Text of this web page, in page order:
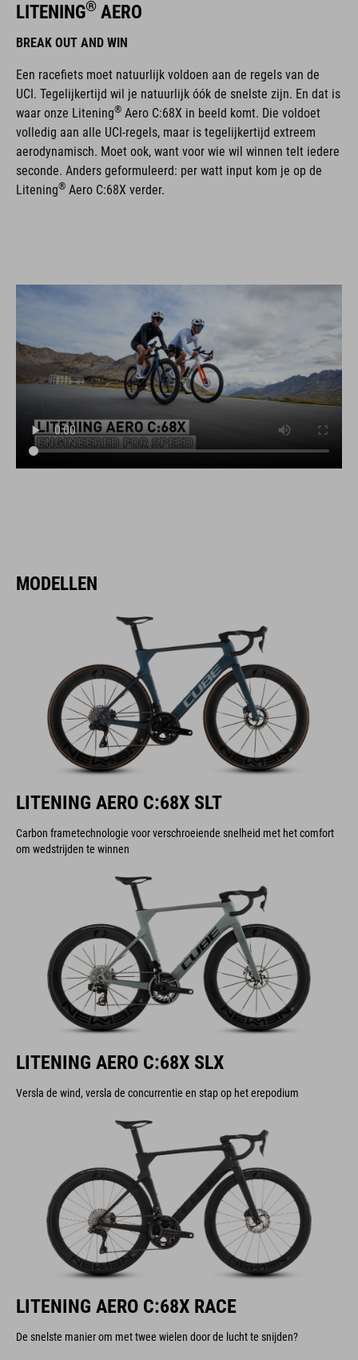
LITENING® AERO
BREAK OUT AND WIN
Een racefiets moet natuurlijk voldoen aan de regels van de
UCI. Tegelijkertijd wil je natuurlijk óók de snelste zijn. En dat is
waar onze Litening® Aero C:68X in beeld komt. Die voldoet
volledig aan alle UCI-regels, maar is tegelijkertijd extreem
aerodynamisch. Moet ook, want voor wie wil winnen telt iedere
seconde. Anders geformuleerd: per watt input kom je op de
Litening® Aero C:68X verder.
MODELLEN
LITENING AERO C:68X SLT
Carbon frametechnologie voor verschroeiende snelheid met het comfort
om wedstrijden te winnen
LITENING AERO C:68X SLX
Versla de wind, versla de concurrentie en stap op het erepodium
LITENING AERO C:68X RACE
De snelste manier om met twee wielen door de lucht te snijden?